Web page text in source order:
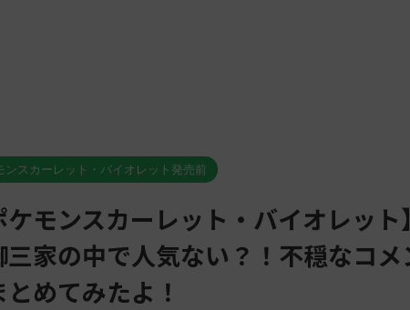
ンスカーレット・バイオレット発売前
ケモンスカーレット・バイオレッ
三家の中で人気ない？！不穏なコ
とめてみたよ！